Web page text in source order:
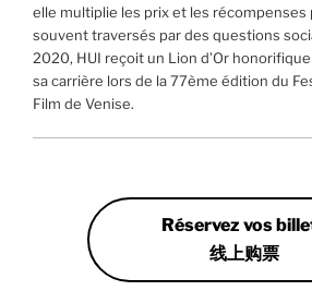
elle multiplie les prix et les récompenses
souvent traversés par des questions
2020, HUI reçoit un Lion d’Or
sa carrière lors de la 77ème édition du
Film de Venise.
Réservez vos
线上购票